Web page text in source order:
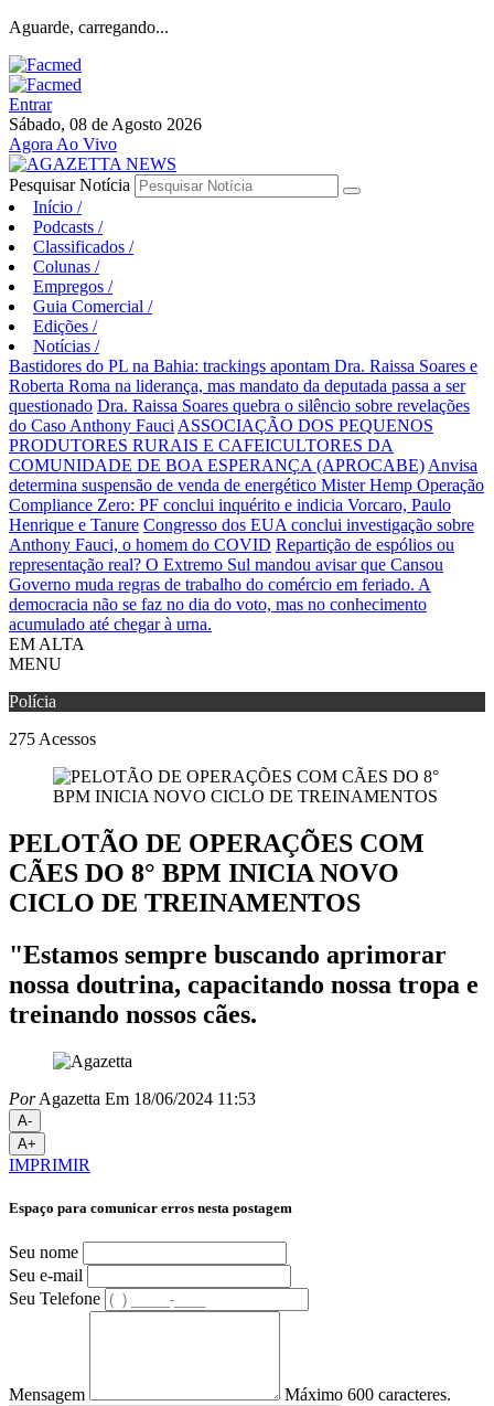
Aguarde, carregando...
Entrar
Sábado, 08 de Agosto 2026
Agora Ao Vivo
Pesquisar Notícia
Início /
Podcasts /
Classificados /
Colunas /
Empregos /
Guia Comercial /
Edições /
Notícias /
Bastidores do PL na Bahia: trackings apontam Dra. Raissa Soares e
Roberta Roma na liderança, mas mandato da deputada passa a ser
questionado Dra. Raissa Soares quebra o silêncio sobre revelações
do Caso Anthony Fauci ASSOCIAÇÃO DOS PEQUENOS
PRODUTORES RURAIS E CAFEICULTORES DA
COMUNIDADE DE BOA ESPERANÇA (APROCABE) Anvisa
determina suspensão de venda de energético Mister Hemp Operação
Compliance Zero: PF conclui inquérito e indicia Vorcaro, Paulo
Henrique e Tanure Congresso dos EUA conclui investigação sobre
Anthony Fauci, o homem do COVID Repartição de espólios ou
representação real? O Extremo Sul mandou avisar que Cansou
Governo muda regras de trabalho do comércio em feriado. A
democracia não se faz no dia do voto, mas no conhecimento
acumulado até chegar à urna.
EM ALTA
MENU
Polícia
275 Acessos
PELOTÃO DE OPERAÇÕES COM
CÃES DO 8° BPM INICIA NOVO
CICLO DE TREINAMENTOS
"Estamos sempre buscando aprimorar
nossa doutrina, capacitando nossa tropa e
treinando nossos cães.
PorAgazetta Em 18/06/2024 11:53
A-
A+
IMPRIMIR
Espaço para comunicar erros nesta postagem
Seu nome
Seu e-mail
Seu Telefone
Mensagem Máximo 600 caracteres.